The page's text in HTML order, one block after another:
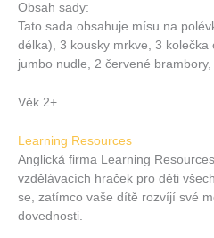
Obsah sady:
Tato sada obsahuje mísu na
délka), 3 kousky mrkve, 3 kolečka
jumbo nudle, 2 červené
Věk 2+
Learning Resources
Anglická firma Learning
vzdělávacích hraček pro děti
se, zatímco vaše dítě rozvíjí své
dovednosti.